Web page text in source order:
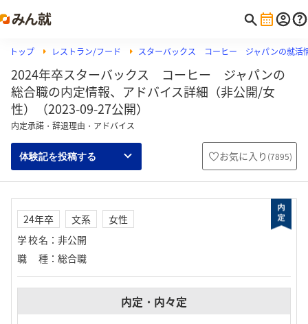
トップ レストラン/フード スターバックス コーヒー ジャパンの就活
2024年卒スターバックス コーヒー ジャパンの
総合職の内定情報、アドバイス詳細（非公開/女
性）（2023-09-27公開）
内定承諾・辞退理由・アドバイス
体験記を投稿する お気に入り (7895)
24年卒 文系
女性
学校名 ： 非公開
職種 ： 総合職
内定・内々定